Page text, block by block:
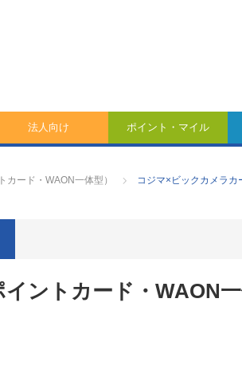
法人向け ポイント・マイル
ード・WAON一体型）
コジマ×ビックカメラカ
ントカード・WAON一